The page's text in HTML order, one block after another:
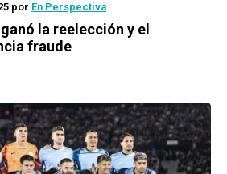
por En Perspectiva
la reelección y el
fraude